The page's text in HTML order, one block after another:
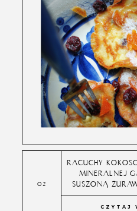
RACUCHY
MINERALNEJ
SUSZONĄ
CZYTAJ